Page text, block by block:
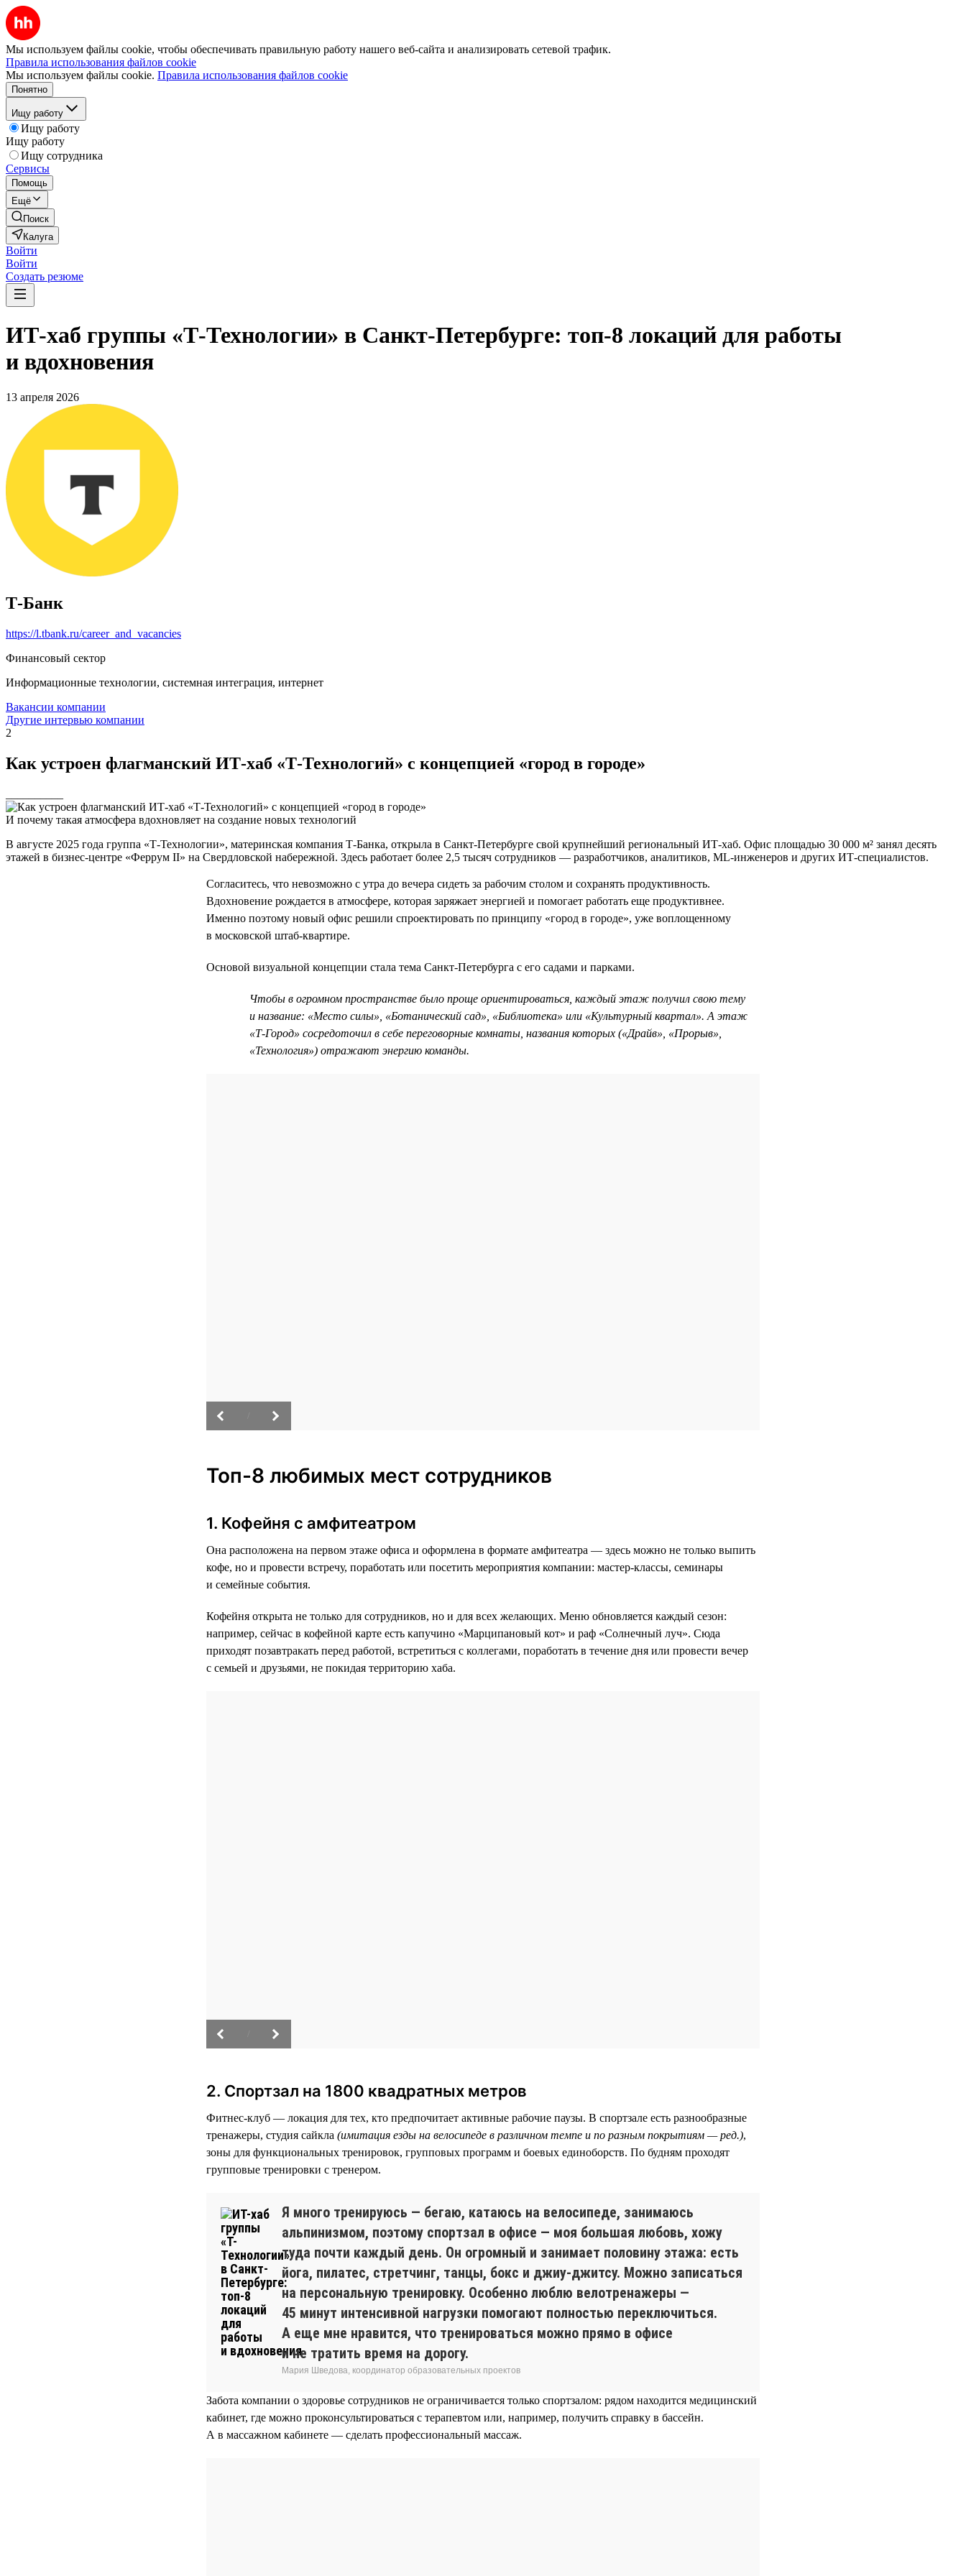
Мы используем файлы cookie, чтобы обеспечивать правильную работу нашего веб-сайта и анализировать сетевой трафик.
Правила использования файлов cookie
Мы используем файлы cookie. Правила использования файлов cookie
Понятно
Ищу работу
Ищу работу
Ищу работу
Ищу сотрудника
Сервисы
Помощь
Ещё
Поиск
Калуга
Войти
Войти
Создать резюме
ИТ-хаб группы «Т-Технологии» в Санкт-Петербурге: топ-8 локаций для работы
и вдохновения
13 апреля 2026
Т-Банк
https://l.tbank.ru/career_and_vacancies
Финансовый сектор
Информационные технологии, системная интеграция, интернет
Вакансии компании
Другие интервью компании
2
Как устроен флагманский ИТ-хаб «Т-Технологий» с концепцией «город в городе»
И почему такая атмосфера вдохновляет на создание новых технологий
В августе 2025 года группа «Т-Технологии», материнская компания Т-Банка, открыла в Санкт-Петербурге свой крупнейший региональный ИТ-хаб. Офис площадью 30 000 м² занял десять
этажей в бизнес-центре «Феррум II» на Свердловской набережной. Здесь работает более 2,5 тысяч сотрудников — разработчиков, аналитиков, ML-инженеров и других ИТ-специалистов.
Согласитесь, что невозможно с утра до вечера сидеть за рабочим столом и сохранять продуктивность.
Вдохновение рождается в атмосфере, которая заряжает энергией и помогает работать еще продуктивнее.
Именно поэтому новый офис решили спроектировать по принципу «город в городе», уже воплощенному
в московской штаб-квартире.
Основой визуальной концепции стала тема Санкт-Петербурга с его садами и парками.
Чтобы в огромном пространстве было проще ориентироваться, каждый этаж получил свою тему
и название: «Место силы», «Ботанический сад», «Библиотека» или «Культурный квартал». А этаж
«Т-Город» сосредоточил в себе переговорные комнаты, названия которых («Драйв», «Прорыв»,
«Технология») отражают энергию команды.
Топ-8 любимых мест сотрудников
1. Кофейня с амфитеатром
Она расположена на первом этаже офиса и оформлена в формате амфитеатра — здесь можно не только выпить
кофе, но и провести встречу, поработать или посетить мероприятия компании: мастер-классы, семинары
и семейные события.
Кофейня открыта не только для сотрудников, но и для всех желающих. Меню обновляется каждый сезон:
например, сейчас в кофейной карте есть капучино «Марципановый кот» и раф «Солнечный луч». Сюда
приходят позавтракать перед работой, встретиться с коллегами, поработать в течение дня или провести вечер
с семьей и друзьями, не покидая территорию хаба.
2. Спортзал на 1800 квадратных метров
Фитнес-клуб — локация для тех, кто предпочитает активные рабочие паузы. В спортзале есть разнообразные
тренажеры, студия сайкла (имитация езды на велосипеде в различном темпе и по разным покрытиям — ред.),
зоны для функциональных тренировок, групповых программ и боевых единоборств. По будням проходят
групповые тренировки с тренером.
Я много тренируюсь — бегаю, катаюсь на велосипеде, занимаюсь
альпинизмом, поэтому спортзал в офисе — моя большая любовь, хожу
туда почти каждый день. Он огромный и занимает половину этажа: есть
йога, пилатес, стретчинг, танцы, бокс и джиу-джитсу. Можно записаться
на персональную тренировку. Особенно люблю велотренажеры —
45 минут интенсивной нагрузки помогают полностью переключиться.
А еще мне нравится, что тренироваться можно прямо в офисе
и не тратить время на дорогу.
Мария Шведова, координатор образовательных проектов
Забота компании о здоровье сотрудников не ограничивается только спортзалом: рядом находится медицинский
кабинет, где можно проконсультироваться с терапевтом или, например, получить справку в бассейн.
А в массажном кабинете — сделать профессиональный массаж.